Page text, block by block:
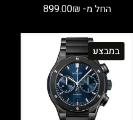
החל מ- 899.00₪
זה
יש
מספר
סוגים.
ניתן
לבחור
במבצע